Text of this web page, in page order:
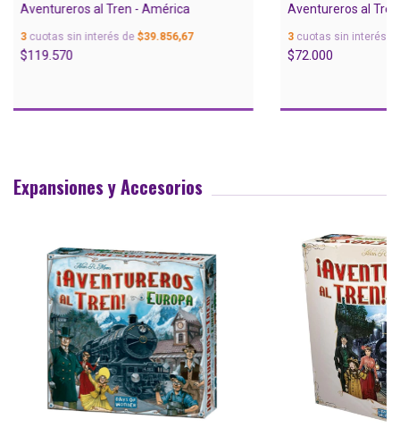
Aventureros al Tren - América
3cuotas sin interés de$39.856,67
$119.570
Aventureros al
3cuotas sin interés
$72.000
Expansiones y Accesorios